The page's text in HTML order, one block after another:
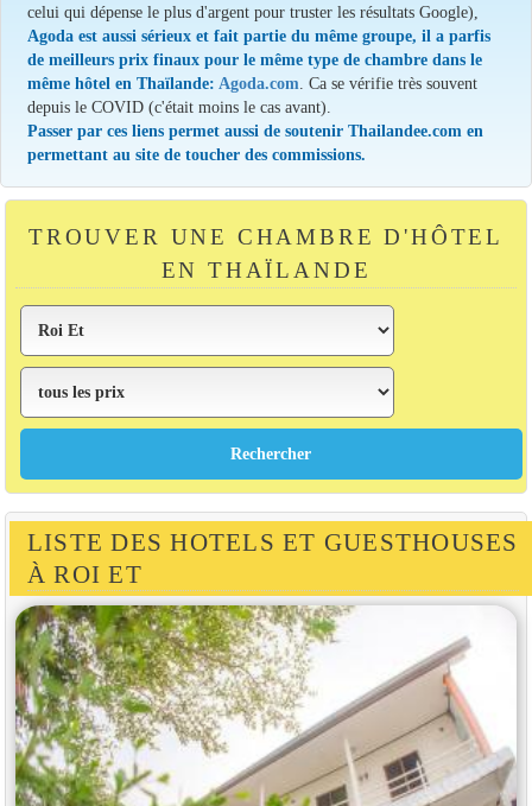
celui qui dépense le plus d'argent pour truster les résultats Google),
Agoda est aussi sérieux et fait partie du même groupe, il a parfis
de meilleurs prix finaux pour le même type de chambre dans le
même hôtel en Thaïlande: Agoda.com . Ca se vérifie très souvent
depuis le COVID (c'était moins le cas avant).
Passer par ces liens permet aussi de soutenir Thailandee.com en
permettant au site de toucher des commissions.
TROUVER UNE CHAMBRE D'HÔTEL
EN THAÏLANDE
LISTE DES HOTELS ET GUESTHOUSES
À ROI ET